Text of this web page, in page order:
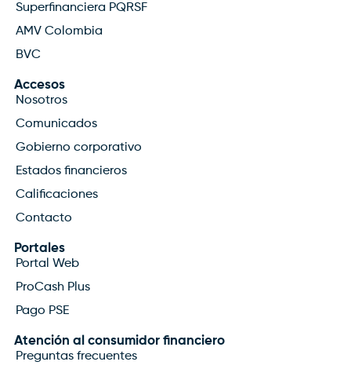
Superfinanciera PQRSF
AMV Colombia
BVC
Accesos
Nosotros
Comunicados
Gobierno corporativo
Estados financieros
Calificaciones
Contacto
Portales
Portal Web
ProCash Plus
Pago PSE
Atención al consumidor financiero
Preguntas frecuentes